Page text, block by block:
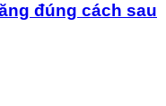
đúng cách sau